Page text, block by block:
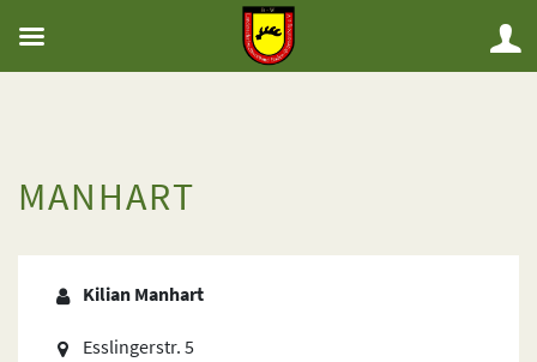
MANHART
Kilian Manhart
Esslingerstr. 5